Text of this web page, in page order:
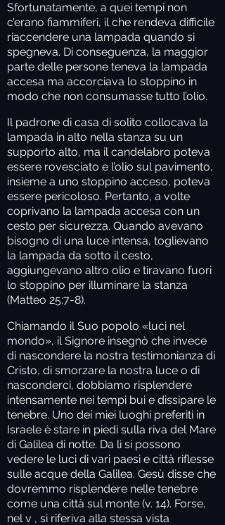
Sfortunatamente, a quei tempi non
c’erano fiammiferi, il che rendeva difficile
riaccendere una lampada quando si
spegneva. Di conseguenza, la maggior
parte delle persone teneva la lampada
accesa ma accorciava lo stoppino in
modo che non consumasse tutto l’olio.
Il padrone di casa di solito collocava la
lampada in alto nella stanza su un
supporto alto, ma il candelabro poteva
essere rovesciato e l’olio sul pavimento,
insieme a uno stoppino acceso, poteva
essere pericoloso. Pertanto, a volte
coprivano la lampada accesa con un
cesto per sicurezza. Quando avevano
bisogno di una luce intensa, toglievano
la lampada da sotto il cesto,
aggiungevano altro olio e tiravano fuori
lo stoppino per illuminare la stanza
(Matteo 25:7-8).
Chiamando il Suo popolo «luci nel
mondo», il Signore insegnò che invece
di nascondere la nostra testimonianza di
Cristo, di smorzare la nostra luce o di
nasconderci, dobbiamo risplendere
intensamente nei tempi bui e dissipare le
tenebre. Uno dei miei luoghi preferiti in
Israele è stare in piedi sulla riva del Mare
di Galilea di notte. Da lì si possono
vedere le luci di vari paesi e città riflesse
sulle acque della Galilea. Gesù disse che
dovremmo risplendere nelle tenebre
come una città sul monte (v. 14). Forse,
nel v , si riferiva alla stessa vista